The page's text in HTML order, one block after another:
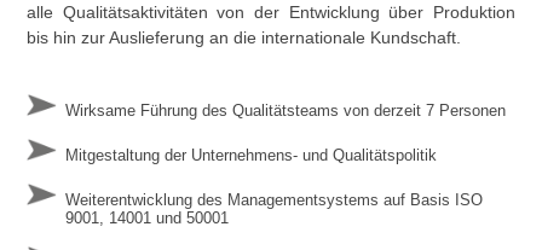
alle Qualitätsaktivitäten von der Entwicklung über Produktion
bis hin zur Auslieferung an die internationale Kundschaft.
Wirksame Führung des Qualitätsteams von derzeit 7 Personen
Mitgestaltung der Unternehmens- und Qualitätspolitik
Weiterentwicklung des Managementsystems auf Basis ISO
9001, 14001 und 50001